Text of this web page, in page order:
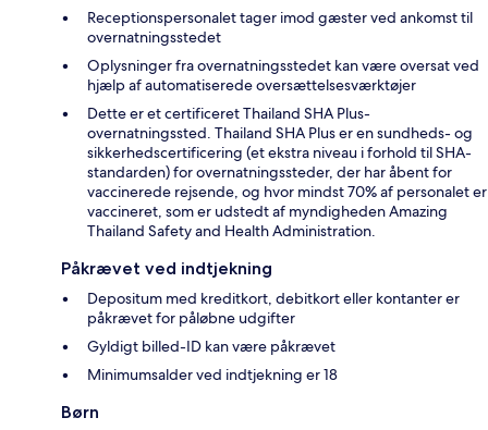
Receptionspersonalet tager imod gæster ved ankomst til
overnatningsstedet
Oplysninger fra overnatningsstedet kan være oversat ved
hjælp af automatiserede oversættelsesværktøjer
Dette er et certificeret Thailand SHA Plus-
overnatningssted. Thailand SHA Plus er en sundheds- og
sikkerhedscertificering (et ekstra niveau i forhold til SHA-
standarden) for overnatningssteder, der har åbent for
vaccinerede rejsende, og hvor mindst 70% af personalet er
vaccineret, som er udstedt af myndigheden Amazing
Thailand Safety and Health Administration.
Påkrævet ved indtjekning
Depositum med kreditkort, debitkort eller kontanter er
påkrævet for påløbne udgifter
Gyldigt billed-ID kan være påkrævet
Minimumsalder ved indtjekning er 18
Børn